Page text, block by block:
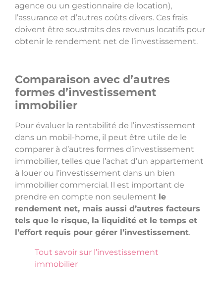
agence ou un gestionnaire de location),
l’assurance et d’autres coûts divers. Ces frais
doivent être soustraits des revenus locatifs pour
obtenir le rendement net de l’investissement.
Comparaison avec d’autres
formes d’investissement
immobilier
Pour évaluer la rentabilité de l’investissement
dans un mobil-home, il peut être utile de le
comparer à d’autres formes d’investissement
immobilier, telles que l’achat d’un appartement
à louer ou l’investissement dans un bien
immobilier commercial. Il est important de
prendre en compte non seulement le
rendement net, mais aussi d’autres facteurs
tels que le risque, la liquidité et le temps et
l’effort requis pour gérer l’investissement.
Tout savoir sur l’investissement
immobilier